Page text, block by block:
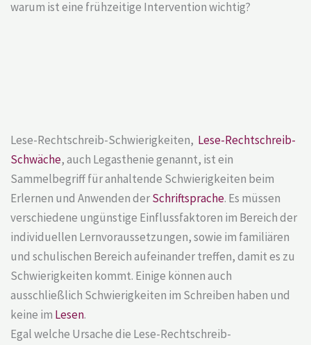
warum ist eine frühzeitige Intervention wichtig?
Lese-Rechtschreib-Schwierigkeiten, Lese-Rechtschreib-
Schwäche, auch Legasthenie genannt, ist ein
Sammelbegriff für anhaltende Schwierigkeiten beim
Erlernen und Anwenden derSchriftsprache. Es müssen
verschiedene ungünstige Einflussfaktoren im Bereich der
individuellen Lernvoraussetzungen, sowie im familiären
und schulischen Bereich aufeinander treffen, damit es zu
Schwierigkeiten kommt. Einige können auch
ausschließlich Schwierigkeiten im Schreiben haben und
keine im Lesen.
Egal welche Ursache die Lese-Rechtschreib-